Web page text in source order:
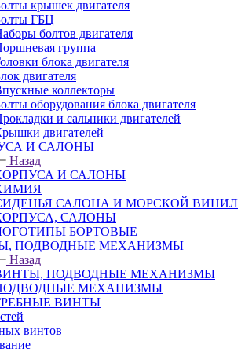
крышек двигателя
ГБЦ
болтов двигателя
группа
блока двигателя
двигателя
коллекторы
оборудования блока двигателя
и сальники двигателей
двигателей
И САЛОНЫ
Назад
И САЛОНЫ
САЛОНА И МОРСКОЙ ВИНИЛ
САЛОНЫ
БОРТОВЫЕ
ПОДВОДНЫЕ МЕХАНИЗМЫ
Назад
ПОДВОДНЫЕ МЕХАНИЗМЫ
МЕХАНИЗМЫ
ВИНТЫ
винтов